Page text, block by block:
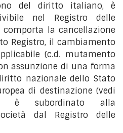
del diritto italiano, è
nel Registro delle
la cancellazione
Registro, il cambiamento
(c.d. mutamento
assunzione di una forma
nazionale dello Stato
di destinazione (vedi
è subordinato alla
dal Registro delle